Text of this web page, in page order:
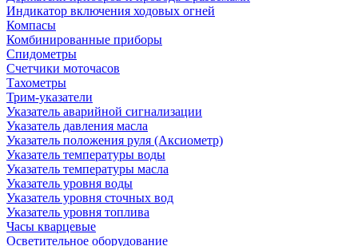
Индикатор включения ходовых огней
Компасы
Комбинированные приборы
Спидометры
Счетчики моточасов
Тахометры
Трим-указатели
Указатель аварийной сигнализации
Указатель давления масла
Указатель положения руля (Аксиометр)
Указатель температуры воды
Указатель температуры масла
Указатель уровня воды
Указатель уровня сточных вод
Указатель уровня топлива
Часы кварцевые
Осветительное оборудование